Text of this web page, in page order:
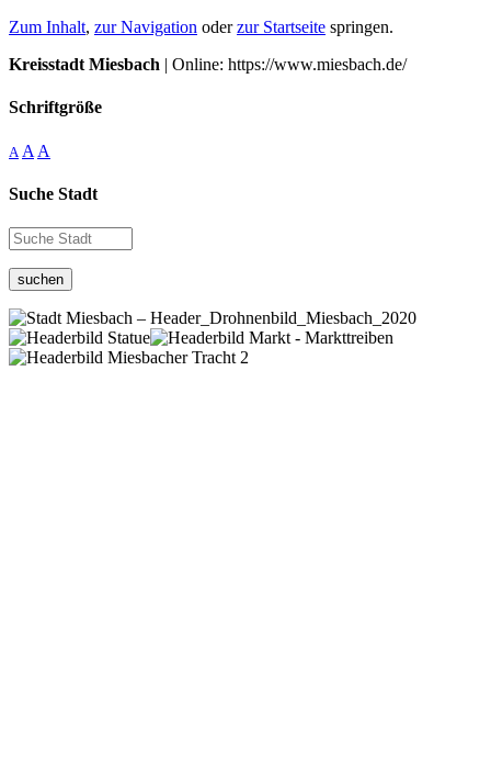
Zum Inhalt, zur Navigation oderzur Startseite springen.
Kreisstadt Miesbach | Online: https://www.miesbach.de/
Schriftgröße
A A A
Suche Stadt
suchen